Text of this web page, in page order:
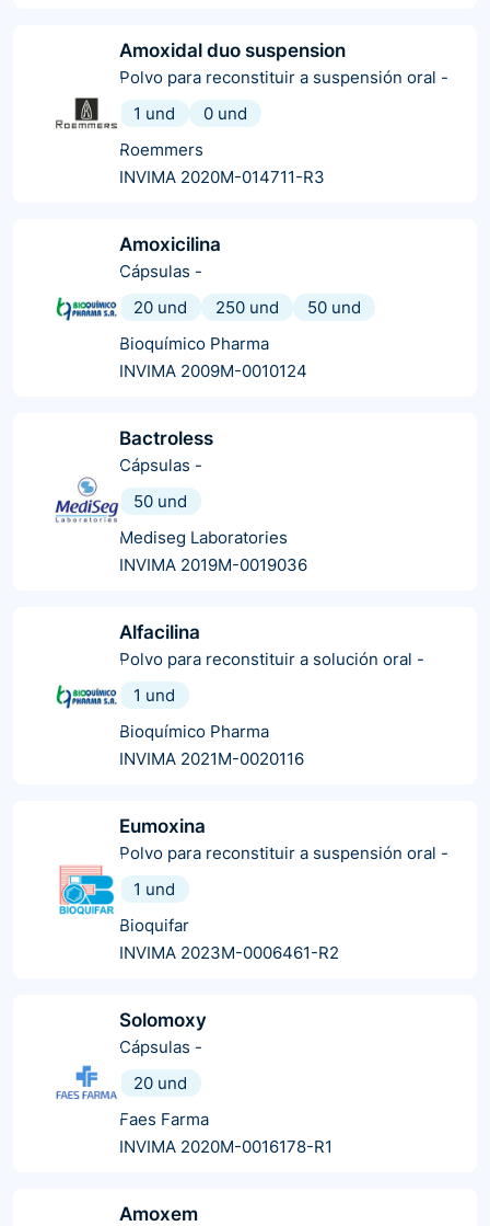
Amoxidal duo suspension
Polvo para reconstituir a suspensión oral -
1 und
0 und
Roemmers
INVIMA 2020M-014711-R3
Amoxicilina
Cápsulas -
20 und
250 und
50 und
Bioquímico Pharma
INVIMA 2009M-0010124
Bactroless
Cápsulas -
50 und
Mediseg Laboratories
INVIMA 2019M-0019036
Alfacilina
Polvo para reconstituir a solución oral -
1 und
Bioquímico Pharma
INVIMA 2021M-0020116
Eumoxina
Polvo para reconstituir a suspensión oral -
1 und
Bioquifar
INVIMA 2023M-0006461-R2
Solomoxy
Cápsulas -
20 und
Faes Farma
INVIMA 2020M-0016178-R1
Amoxem